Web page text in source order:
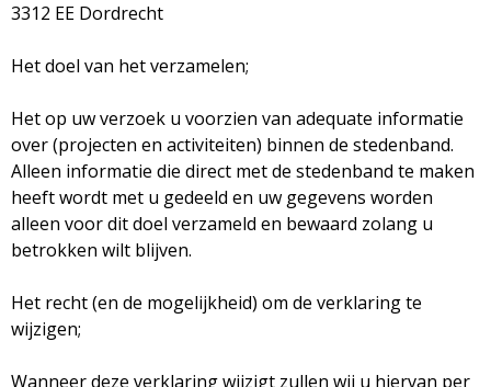
3312 EE Dordrecht
Het doel van het verzamelen;
Het op uw verzoek u voorzien van adequate informatie
over (projecten en activiteiten) binnen de stedenband.
Alleen informatie die direct met de stedenband te maken
heeft wordt met u gedeeld en uw gegevens worden
alleen voor dit doel verzameld en bewaard zolang u
betrokken wilt blijven.
Het recht (en de mogelijkheid) om de verklaring te
wijzigen;
Wanneer deze verklaring wijzigt zullen wij u hiervan per